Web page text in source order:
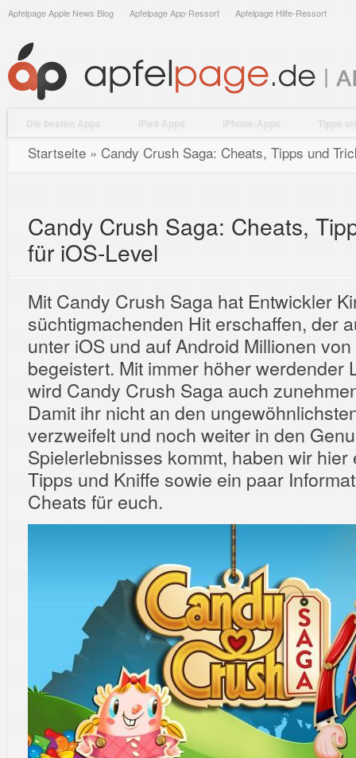
Apfelpage Apple News Blog Apfelpage App-Ressort Apfelpage Hilfe-Ressort
Startseite » Candy Crush Saga: Cheats, Tipps und
Candy Crush Saga: Cheats,
für iOS-Level
Mit Candy Crush Saga hat Entwickler
süchtigmachenden Hit erschaffen, der
unter iOS und auf Android Millionen
begeistert. Mit immer höher werdender
wird Candy Crush Saga auch
Damit ihr nicht an den
verzweifelt und noch weiter in den
Spielerlebnisses kommt, haben wir hier
Tipps und Kniffe sowie ein paar
Cheats für euch.